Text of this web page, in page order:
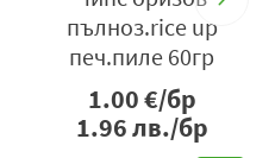
сметана и гъби 50 гр.
0.80€/бр
1.56лв./бр